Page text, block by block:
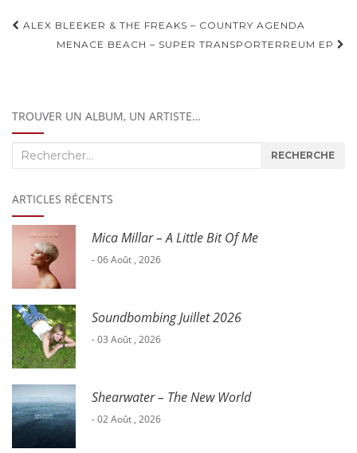
Navigation
d'article
ALEX BLEEKER & THE FREAKS – COUNTRY AGENDA
MENACE BEACH – SUPER TRANSPORTERREUM EP
TROUVER UN ALBUM, UN ARTISTE…
Recherche
RECHERCHE
ARTICLES RÉCENTS
Mica Millar – A Little Bit Of Me
- 06 Août , 2026
Soundbombing Juillet 2026
- 03 Août , 2026
Shearwater – The New World
- 02 Août , 2026